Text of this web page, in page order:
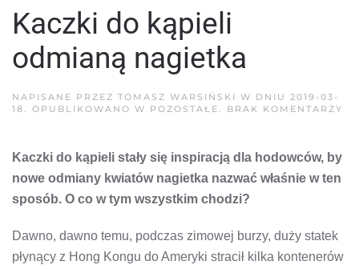
Kaczki do kąpieli
odmianą nagietka
NAPISANE PRZEZ TOMASZ WARSIŃSKI W DNIU 2019-03-
18
. OPUBLIKOWANO W POZOSTAŁE BRAK KOMENTARZY
Kaczki do kąpieli stały się inspiracją dla hodowców, by
nowe odmiany kwiatów nagietka nazwać właśnie w ten
sposób. O co w tym wszystkim chodzi?
Dawno, dawno temu, podczas zimowej burzy, duży statek
płynący z Hong Kongu do Ameryki stracił kilka kontenerów